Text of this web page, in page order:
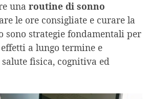
una routine di sonno
le ore consigliate e curare la
sono strategie fondamentali per
a lungo termine e
fisica, cognitiva ed